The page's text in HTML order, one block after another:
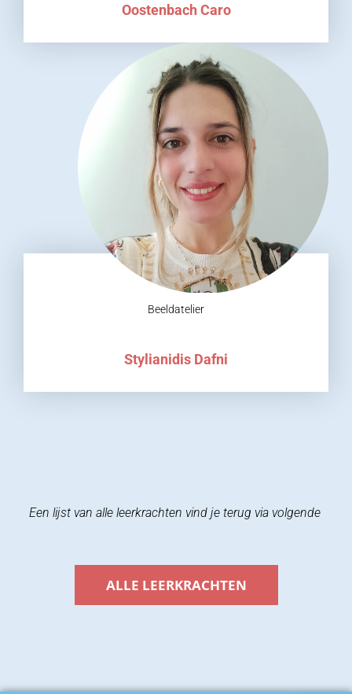
Oostenbach Caro
Beeldatelier
Stylianidis Dafni
Een lijst van alle leerkrachten vind je terug via volgende
ALLE LEERKRACHTEN